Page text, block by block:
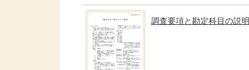
調査要項と勘定科目の説明